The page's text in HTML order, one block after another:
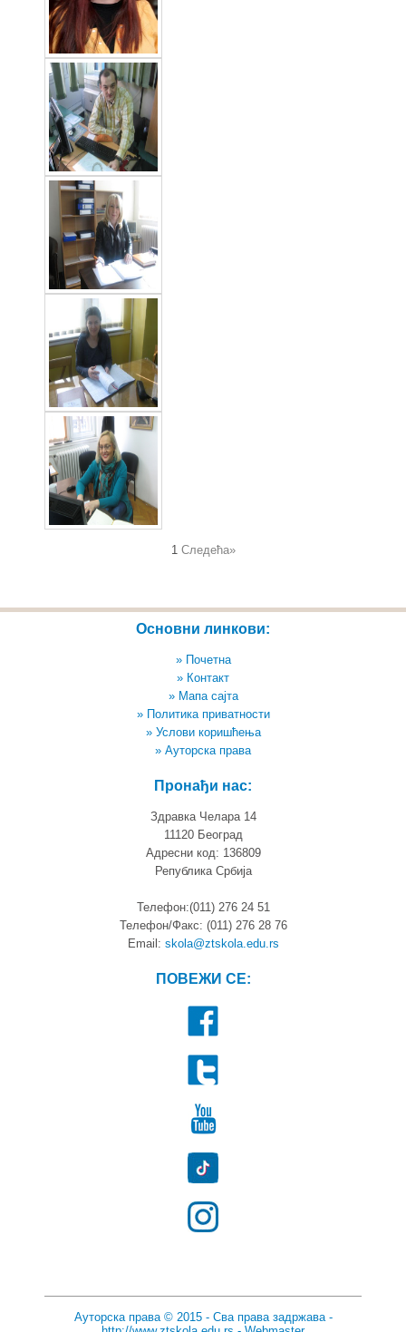
1Следећа»
Основни линкови:
» Почетна
» Контакт
» Мапа сајта
» Политика приватности
» Услови коришћења
» Ауторска права
Пронађи нас:
Здравка Челара 14
11120 Београд
Адресни код: 136809
Република Србија
Телефон:(011) 276 24 51
Телефон/Факс: (011) 276 28 76
Email: skola@ztskola.edu.rs
ПОВЕЖИ СЕ:
Ауторска права © 2015 - Сва права задржава -